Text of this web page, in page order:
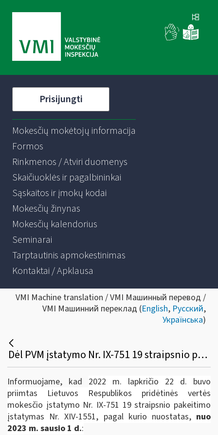
Prisijungti
Mokesčių mokėtojų informacija
Formos
Rinkmenos / Atviri duomenys
Skaičiuoklės ir pagalbininkai
Sąskaitos ir įmokų kodai
Mokesčių žinynas
Mokesčių kalendorius
Seminarai
Tarptautinis apmokestinimas
Kontaktai / Apklausa
VMI Machine translation / VMI Машинный перевод /
VMI Машинний переклад (English, Русский,
Українська)
Dėl PVM įstatymo Nr. IX-751 19 straipsnio pakeitimo įstatymo
Informuojame, kad 2022 m. lapkričio 22 d. buvo
priimtas Lietuvos Respublikos pridėtinės vertės
mokesčio įstatymo Nr. IX-751 19 straipsnio pakeitimo
įstatymas Nr. XIV-1551, pagal kurio nuostatas, nuo
2023 m. sausio 1 d.: